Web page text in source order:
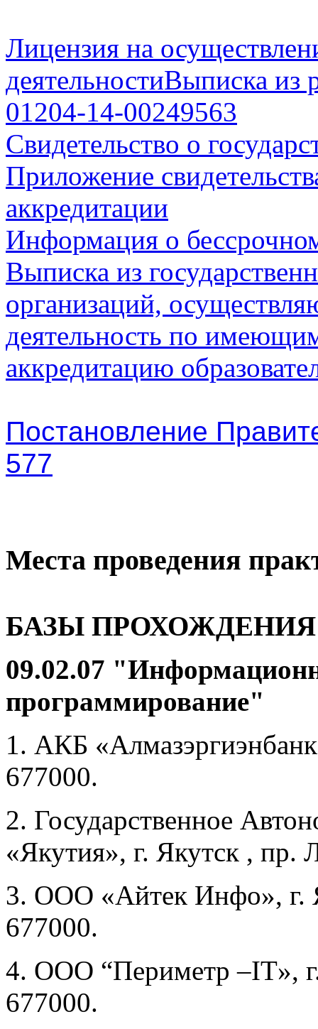
Лицензия на
деятельностиВыписка из
01204-14-00249563
Свидетельство о
Приложение
аккредитации
Информация о
Выписка из
организаций,
деятельность по
аккредитацию
Постановление
577
Места проведения
БАЗЫ
09.02.07
программирование"
1. АКБ
677000.
2. Государственное
«Якутия», г. Якутск , пр.
3. ООО «Айтек Инфо», г.
677000.
4. ООО “Периметр –IT»,
677000.